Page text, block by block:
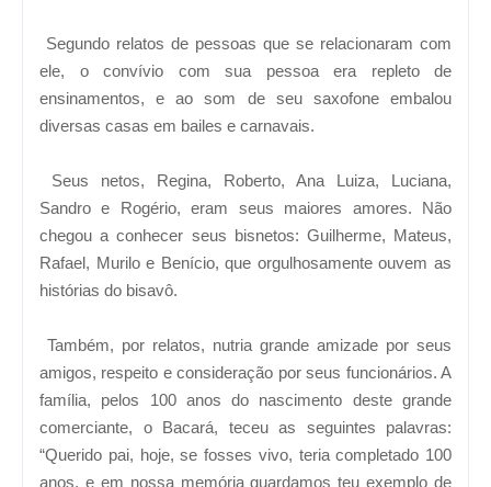
Segundo relatos de pessoas que se relacionaram com
ele, o convívio com sua pessoa era repleto de
ensinamentos, e ao som de seu saxofone embalou
diversas casas em bailes e carnavais.
Seus netos, Regina, Roberto, Ana Luiza, Luciana,
Sandro e Rogério, eram seus maiores amores. Não
chegou a conhecer seus bisnetos: Guilherme, Mateus,
Rafael, Murilo e Benício, que orgulhosamente ouvem as
histórias do bisavô.
Também, por relatos, nutria grande amizade por seus
amigos, respeito e consideração por seus funcionários. A
família, pelos 100 anos do nascimento deste grande
comerciante, o Bacará, teceu as seguintes palavras:
“Querido pai, hoje, se fosses vivo, teria completado 100
anos, e em nossa memória guardamos teu exemplo de